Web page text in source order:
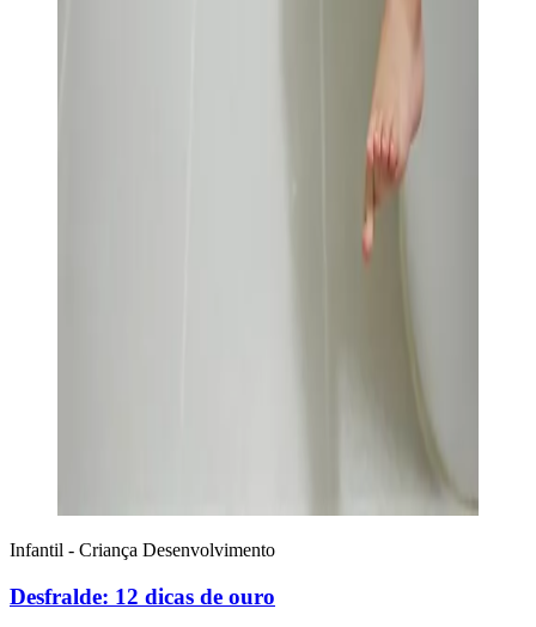
Infantil - Criança Desenvolvimento
Desfralde: 12 dicas de ouro